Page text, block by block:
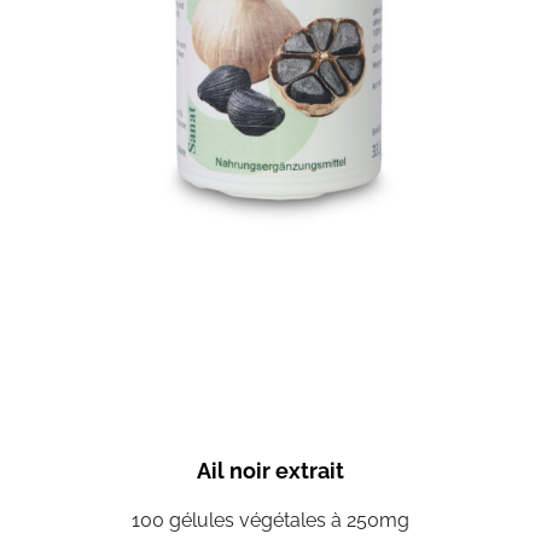
Ail noir extrait
100 gélules végétales à 250mg